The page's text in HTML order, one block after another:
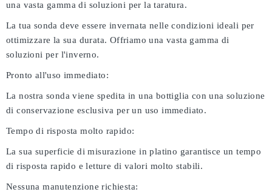
una vasta gamma di soluzioni per la taratura.
La tua sonda deve essere invernata nelle condizioni ideali per
ottimizzare la sua durata. Offriamo una vasta gamma di
soluzioni per l'inverno.
Pronto all'uso immediato:
La nostra sonda viene spedita in una bottiglia con una soluzione
di conservazione esclusiva per un uso immediato.
Tempo di risposta molto rapido:
La sua superficie di misurazione in platino garantisce un tempo
di risposta rapido e letture di valori molto stabili.
Nessuna manutenzione richiesta: